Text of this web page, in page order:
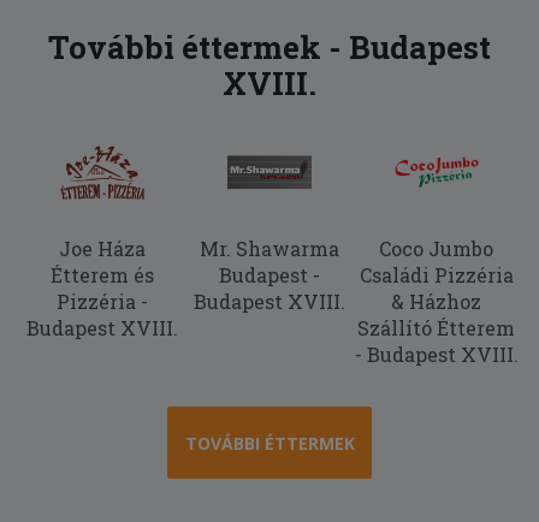
További éttermek - Budapest
XVIII.
Joe Háza
Étterem és
Pizzéria -
Budapest XVIII.
Mr. Shawarma
Budapest -
Budapest XVIII.
Coco Jumbo
Családi Pizzéria
& Házhoz
Szállító Étterem
- Budapest XVIII.
TOVÁBBI ÉTTERMEK